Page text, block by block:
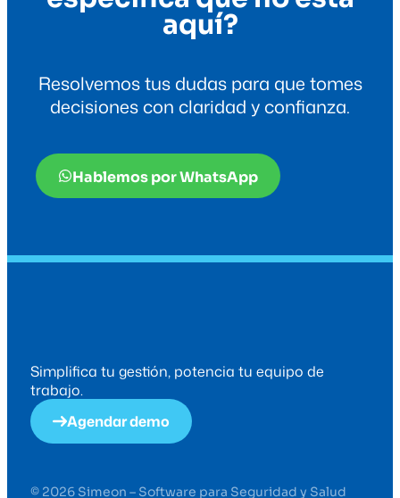
aquí?
Resolvemos tus dudas para que tomes
decisiones con claridad y confianza.
Hablemos por WhatsApp
Simplifica tu gestión, potencia tu equipo de
trabajo.
Agendar demo
© 2026 Simeon – Software para Seguridad y Salud